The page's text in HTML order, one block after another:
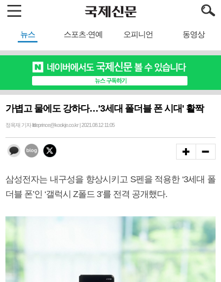
뉴스 스포츠·연예 오피니언 동영상
가볍고 물에도 강하다…'3세대 폴더블 폰 시대' 활짝
정옥재 기자 littleprince@kookje.co.kr | 2021.08.12 11:05
삼성전자는 내구성을 향상시키고 S펜을 적용한 ‘3세대 폴
더블 폰’인 ‘갤럭시 Z폴드 3’를 전격 공개했다.